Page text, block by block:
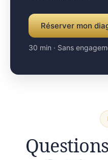
Réserver mon
30 min · Sans